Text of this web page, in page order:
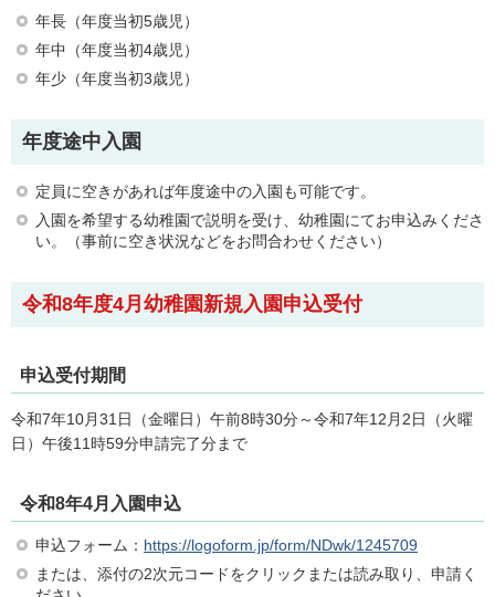
年長（年度当初5歳児）
年中（年度当初4歳児）
年少（年度当初3歳児）
年度途中入園
定員に空きがあれば年度途中の入園も可能です。
入園を希望する幼稚園で説明を受け、幼稚園にてお申込みくださ
い。（事前に空き状況などをお問合わせください）
令和8年度4月幼稚園新規入園申込受付
申込受付期間
令和7年10月31日（金曜日）午前8時30分～令和7年12月2日（火曜
日）午後11時59分申請完了分まで
令和8年4月入園申込
申込フォーム： https://logoform.jp/form/NDwk/1245709
または、添付の2次元コードをクリックまたは読み取り、申請く